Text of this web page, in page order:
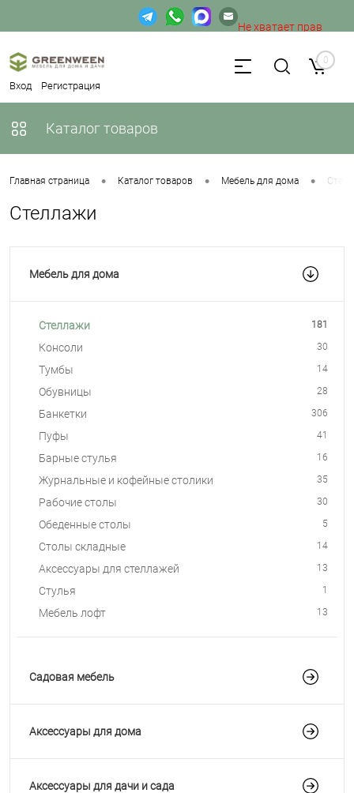
Вход Регистрация
Не хватает прав
доступа к веб-форме. 0
Каталог товаров
Главная страница • Каталог товаров • Мебель для дома •
Стеллажи
Мебель для дома
Стеллажи 181
Консоли 30
Тумбы 14
Обувницы 28
Банкетки 306
Пуфы 41
Барные стулья 16
Журнальные и кофейные столики 35
Рабочие столы 30
Обеденные столы 5
Столы складные 14
Аксессуары для стеллажей 13
Стулья 1
Мебель лофт 13
Садовая мебель
Аксессуары для дома
Аксессуары для дачи и сада